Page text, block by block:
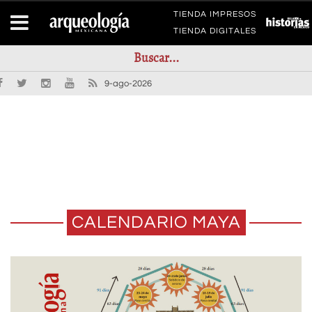
TIENDA IMPRESOS
TIENDA DIGITALES
9-ago-2026
CALENDARIO MAYA